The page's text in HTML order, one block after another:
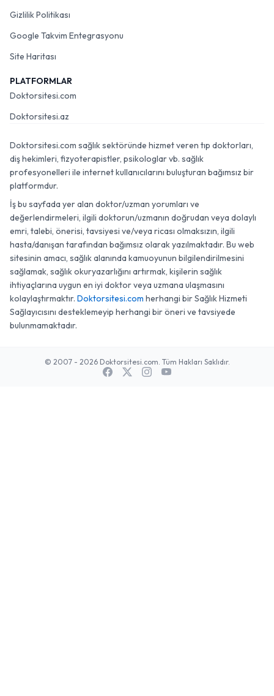
Gizlilik Politikası
Google Takvim Entegrasyonu
Site Haritası
PLATFORMLAR
Doktorsitesi.com
Doktorsitesi.az
Doktorsitesi.com sağlık sektöründe hizmet veren tıp doktorları,
diş hekimleri, fizyoterapistler, psikologlar vb. sağlık
profesyonelleri ile internet kullanıcılarını buluşturan bağımsız bir
platformdur.
İş bu sayfada yer alan doktor/uzman yorumları ve
değerlendirmeleri, ilgili doktorun/uzmanın doğrudan veya dolaylı
emri, talebi, önerisi, tavsiyesi ve/veya ricası olmaksızın, ilgili
hasta/danışan tarafından bağımsız olarak yazılmaktadır. Bu web
sitesinin amacı, sağlık alanında kamuoyunun bilgilendirilmesini
sağlamak, sağlık okuryazarlığını artırmak, kişilerin sağlık
ihtiyaçlarına uygun en iyi doktor veya uzmana ulaşmasını
kolaylaştırmaktır. Doktorsitesi.com herhangi bir Sağlık Hizmeti
Sağlayıcısını desteklemeyip herhangi bir öneri ve tavsiyede
bulunmamaktadır.
© 2007 - 2026 Doktorsitesi.com. Tüm Hakları Saklıdır.